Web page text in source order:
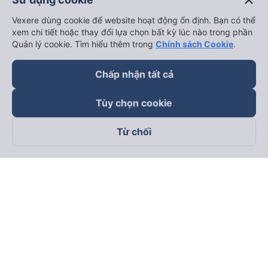
Theo dõi chúng tôi trên
Vexere dùng cookie để website hoạt động ổn định. Bạn có thể
xem chi tiết hoặc thay đổi lựa chọn bất kỳ lúc nào trong phần
Quản lý cookie. Tìm hiểu thêm trong Chính sách Cookie.
Chấp nhận tất cả
Tùy chọn cookie
Từ chối